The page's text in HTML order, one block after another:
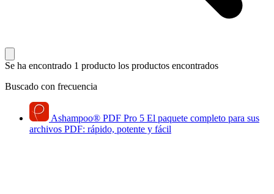
Se ha encontrado 1 producto los productos encontrados
Buscado con frecuencia
Ashampoo® PDF Pro 5 El paquete completo para sus
archivos PDF: rápido, potente y fácil